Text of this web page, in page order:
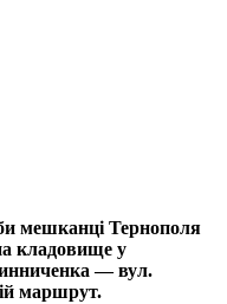
мешканці Тернополя
кладовище у
— вул.
маршрут.